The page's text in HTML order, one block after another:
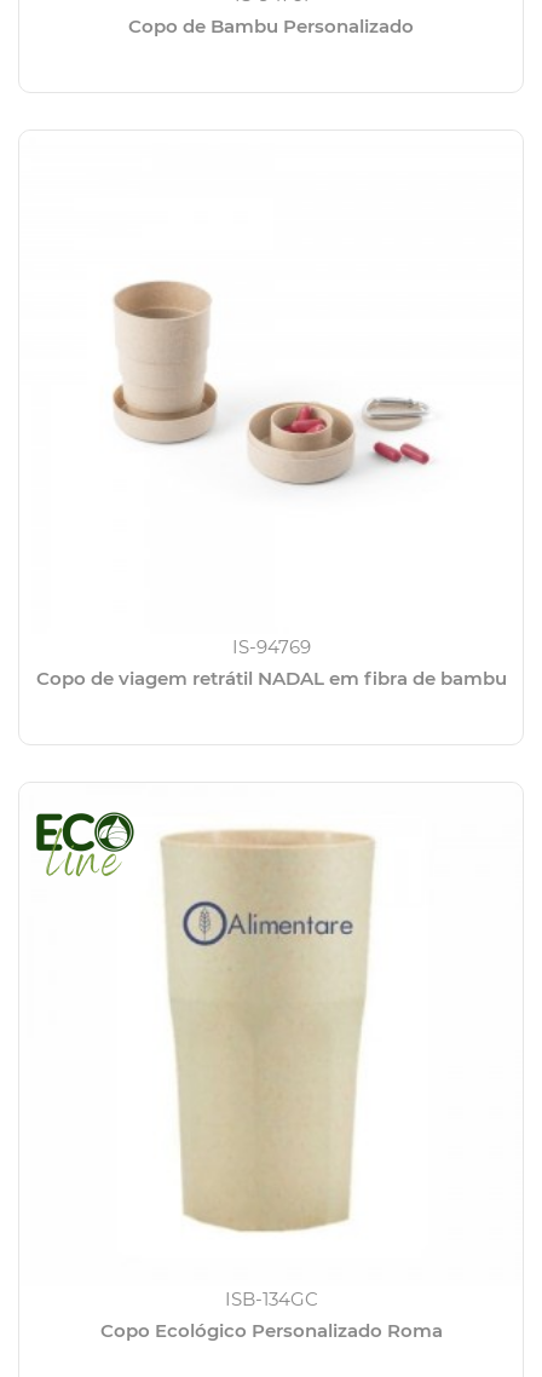
Copo de Bambu Personalizado
IS-94769
Copo de viagem retrátil NADAL em fibra de bambu
ISB-134GC
Copo Ecológico Personalizado Roma